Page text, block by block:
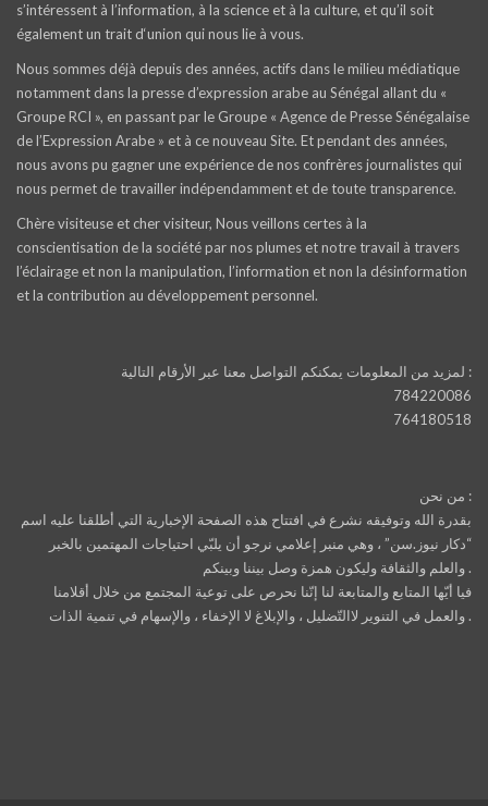
s’intéressent à l’information, à la science et à la culture, et qu’il soit
également un trait d‘union qui nous lie à vous.
Nous sommes déjà depuis des années, actifs dans le milieu médiatique
notamment dans la presse d’expression arabe au Sénégal allant du «
Groupe RCI », en passant par le Groupe « Agence de Presse Sénégalaise
de l’Expression Arabe » et à ce nouveau Site. Et pendant des années,
nous avons pu gagner une expérience de nos confrères journalistes qui
nous permet de travailler indépendamment et de toute transparence.
Chère visiteuse et cher visiteur, Nous veillons certes à la
conscientisation de la société par nos plumes et notre travail à travers
l’éclairage et non la manipulation, l’information et non la désinformation
et la contribution au développement personnel.
لمزيد من المعلومات يمكنكم التواصل معنا عبر الأرقام التالية :
784220086
764180518
من نحن :
بقدرة الله وتوفيقه نشرع في افتتاح هذه الصفحة الإخبارية التي أطلقنا عليه اسم
“دكار نيوز.سن” ، وهي منبر إعلامي نرجو أن يلبّي احتياجات المهتمين بالخبر
والعلم والثقافة وليكون همزة وصل بيننا وبينكم .
فيا أيّها المتابع والمتابعة لنا إنّنا نحرص على توعية المجتمع من خلال أقلامنا
والعمل في التنوير لاالتّضليل ، والإبلاغ لا الإخفاء ، والإسهام في تنمية الذات .